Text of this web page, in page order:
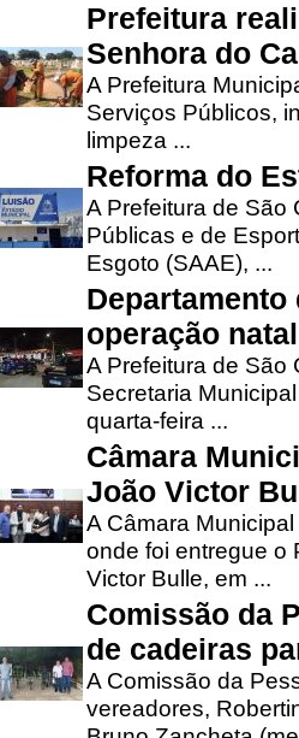
Prefeitura
Senhora do
A Prefeitura
Serviços Públicos,
limpeza ...
Reforma do
A Prefeitura de São
Públicas e de
Esgoto (SAAE), ...
operação
A Prefeitura de São
Secretaria
quarta-feira ...
Câmara
João Victor
A Câmara
onde foi entregue o
Victor Bulle, em ...
Comissão da
de cadeiras
A Comissão da
vereadores,